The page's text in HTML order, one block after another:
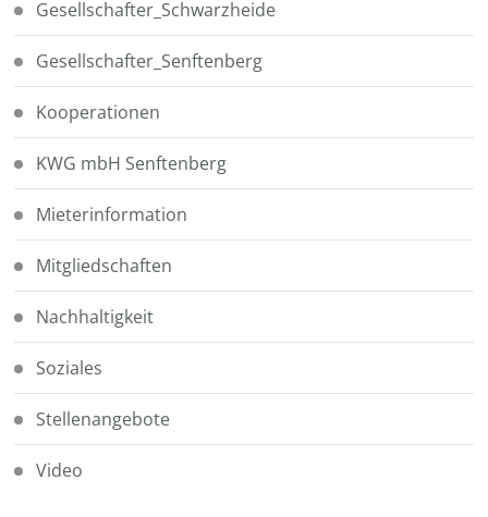
Gesellschafter_Schwarzheide
Gesellschafter_Senftenberg
Kooperationen
KWG mbH Senftenberg
Mieterinformation
Mitgliedschaften
Nachhaltigkeit
Soziales
Stellenangebote
Video